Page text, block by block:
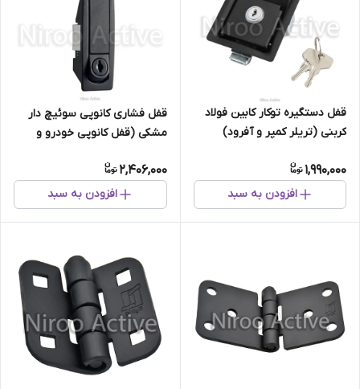
قفل دستگیره توکار کابین فولاد
کربنی (تریلر کمپر و آفرود)
1,990,000
افزودن به سبد
قفل فشاری کانوپی سوئیچ دار
مشکی (قفل کانوپی خودرو و
2,406,000
افزودن به سبد